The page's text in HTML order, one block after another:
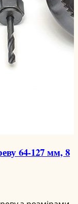
64-127 мм, 8